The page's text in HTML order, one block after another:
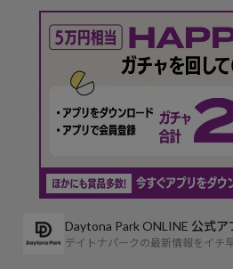
Daytona Park ONLINE 公式ア
デイトナパークの最新情報をイチ